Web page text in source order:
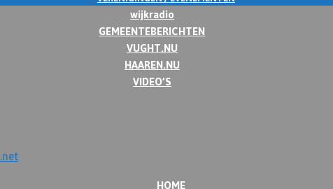
wijkradio
GEMEENTEBERICHTEN
VUGHT.NU
HAAREN.NU
VIDEO’S
HOME